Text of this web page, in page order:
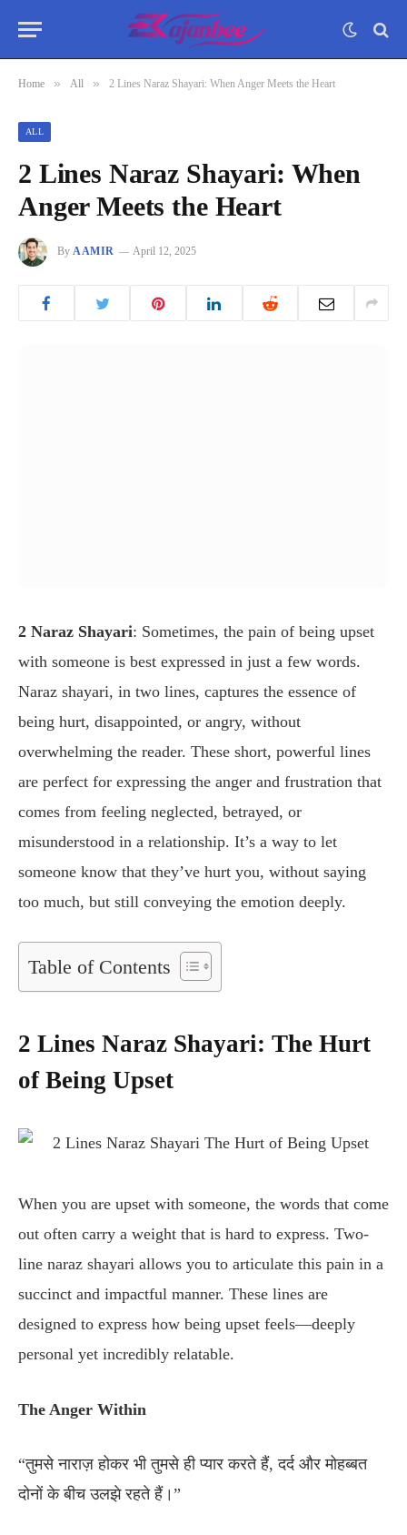
Home » All » 2 Lines Naraz Shayari: When Anger Meets the Heart
ALL
2 Lines Naraz Shayari: When
Anger Meets the Heart
By AAMIR April 12, 2025
2 Naraz Shayari: Sometimes, the pain of being upset
with someone is best expressed in just a few words.
Naraz shayari, in two lines, captures the essence of
being hurt, disappointed, or angry, without
overwhelming the reader. These short, powerful lines
are perfect for expressing the anger and frustration that
comes from feeling neglected, betrayed, or
misunderstood in a relationship. It’s a way to let
someone know that they’ve hurt you, without saying
too much, but still conveying the emotion deeply.
Table of Contents
2 Lines Naraz Shayari: The Hurt
of Being Upset
When you are upset with someone, the words that come
out often carry a weight that is hard to express. Two-
line naraz shayari allows you to articulate this pain in a
succinct and impactful manner. These lines are
designed to express how being upset feels—deeply
personal yet incredibly relatable.
The Anger Within
“तुमसे नाराज़ होकर भी तुमसे ही प्यार करते हैं, दर्द और मोहब्बत
दोनों के बीच उलझे रहते हैं।”